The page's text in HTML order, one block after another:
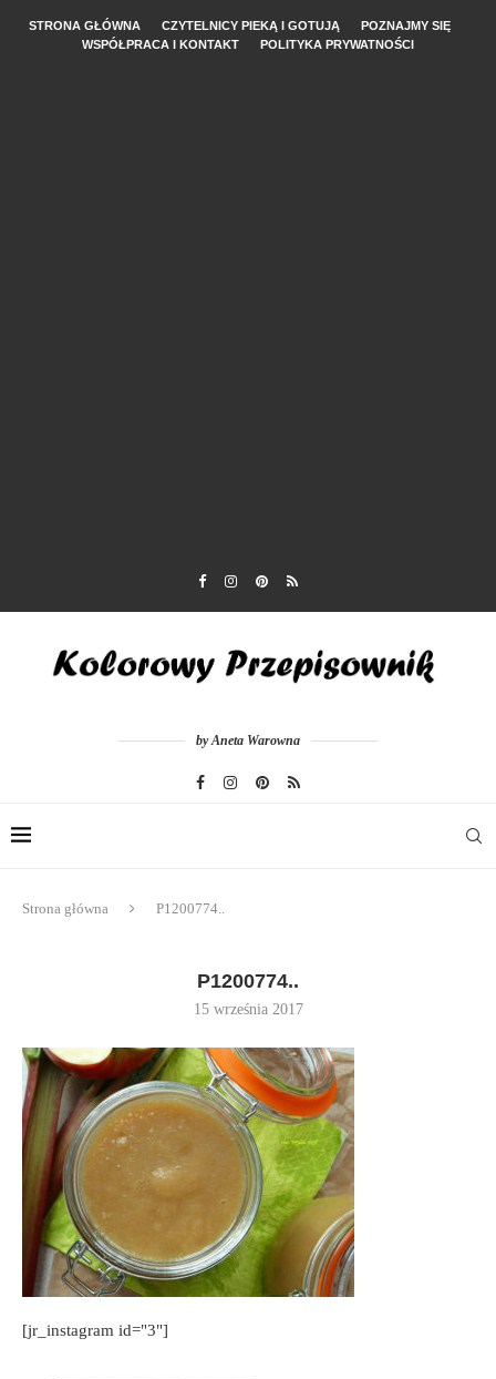
STRONA GŁÓWNA CZYTELNICY PIEKĄ I GOTUJĄ
POZNAJMY SIĘ
WSPÓŁPRACA I KONTAKT
POLITYKA PRYWATNOŚCI
by Aneta Warowna
Strona główna P1200774..
P1200774..
15 września 2017
[jr_instagram id="3"]